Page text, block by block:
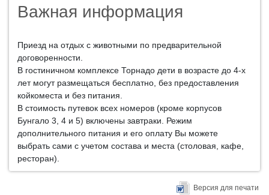
Важная информация
Приезд на отдых с животными по предварительной
договоренности.
В гостиничном комплексе Торнадо дети в возрасте до 4-х
лет могут размещаться бесплатно, без предоставления
койкоместа и без питания.
В стоимость путевок всех номеров (кроме корпусов
Бунгало 3, 4 и 5) включены завтраки. Режим
дополнительного питания и его оплату Вы можете
выбрать сами с учетом состава и места (столовая, кафе,
ресторан).
Версия для печати